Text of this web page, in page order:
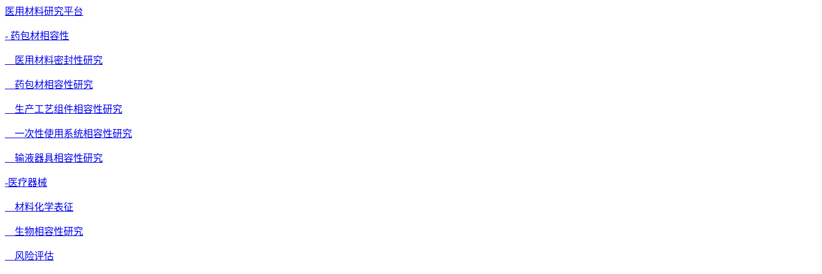
医用材料研究平台
- 药包材相容性
医用材料密封性研究
药包材相容性研究
生产工艺组件相容性研究
一次性使用系统相容性研究
输液器具相容性研究
-医疗器械
材料化学表征
生物相容性研究
风险评估